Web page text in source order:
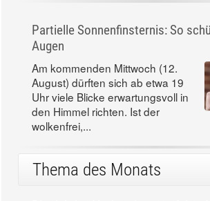
Partielle Sonnenfinsternis: So
Augen
Am kommenden Mittwoch (12.
August) dürften sich ab etwa 19
Uhr viele Blicke erwartungsvoll in
den Himmel richten. Ist der
wolkenfrei,...
Thema des Monats